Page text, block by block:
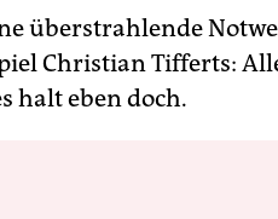
überstrahlende
Christian Tifferts:
halt eben doch.